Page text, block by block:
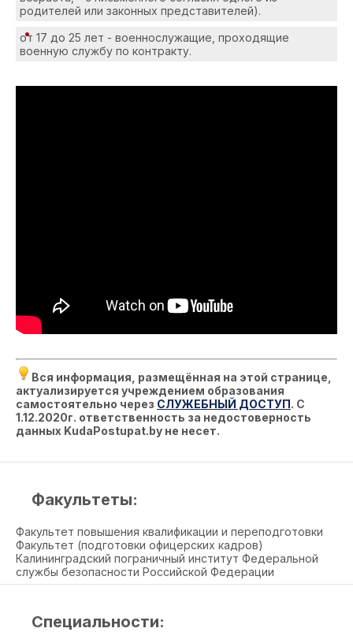
родителей или законных представителей).
от 17 до 25 лет - военнослужащие, проходящие
военную службу по контракту.
Вся информация, размещённая на этой странице,
актуализируется учреждением образования
самостоятельно через СЛУЖЕБНЫЙ ДОСТУП. С
1.12.2020г. ответственность за недостоверность
данных KudaPostupat.by не несет.
Факультеты:
Факультет повышения квалификации и переподготовки
Факультет (подготовки офицерских кадров)
Калининградский пограничный институт Федеральной
службы безопасности Российской Федерации
Специальности: